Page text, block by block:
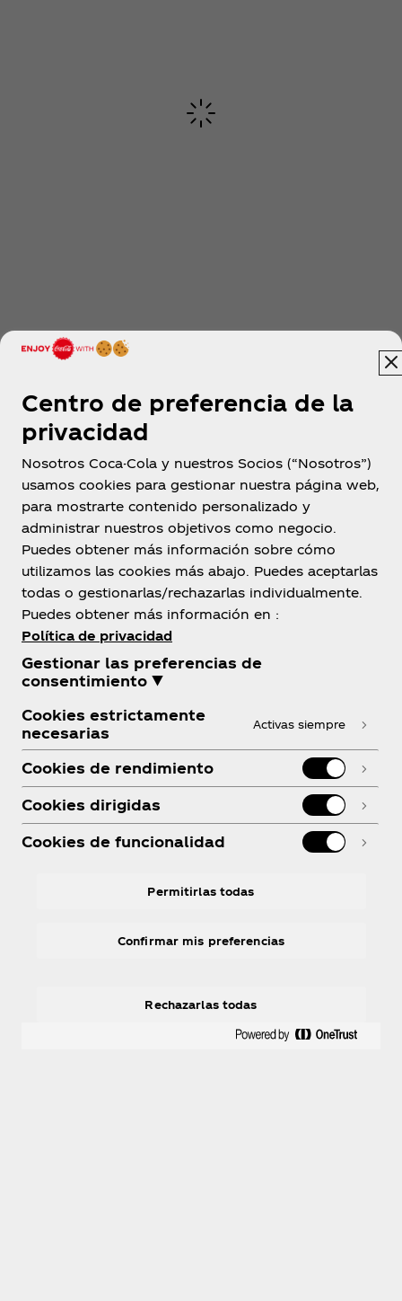
©2025 The Coca‑Cola Company
©2025 Lucasfilm Ltd.
(adjust for each OU accordingly)
US:
the 50 U.S., D.C. & PR, 18+. Ends 11:59 pm ET on
Centro de preferencia de la
privacidad
Nosotros Coca-Cola y nuestros Socios (“Nosotros”)
usamos cookies para gestionar nuestra página web,
para mostrarte contenido personalizado y
administrar nuestros objetivos como negocio.
Puedes obtener más información sobre cómo
utilizamos las cookies más abajo. Puedes aceptarlas
todas o gestionarlas/rechazarlas individualmente.
Puedes obtener más información en :
Política de privacidad
Gestionar las preferencias de
consentimiento ▼
Cookies estrictamente
necesarias
Activas siempre
Cookies de rendimiento
Cookies dirigidas
Cookies de funcionalidad
Permitirlas todas
Rechazarlas todas
Confirmar mis preferencias